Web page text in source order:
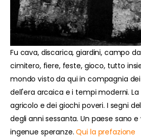
Fu cava, discarica, giardini, campo
cimitero, fiere, feste, gioco, tutto
mondo visto da qui in compagnia
dell'era arcaica e i tempi moderni.
agricolo e dei giochi poveri. I segni
degli anni sessanta. Un paese sano
ingenue speranze.Qui la prefazione